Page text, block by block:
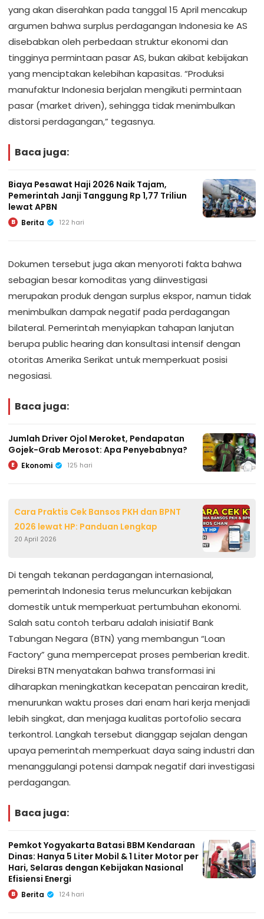
yang akan diserahkan pada tanggal 15 April mencakup
argumen bahwa surplus perdagangan Indonesia ke AS
disebabkan oleh perbedaan struktur ekonomi dan
tingginya permintaan pasar AS, bukan akibat kebijakan
yang menciptakan kelebihan kapasitas. “Produksi
manufaktur Indonesia berjalan mengikuti permintaan
pasar (market driven), sehingga tidak menimbulkan
distorsi perdagangan,” tegasnya.
Baca juga:
Biaya Pesawat Haji 2026 Naik Tajam,
Pemerintah Janji Tanggung Rp 1,77 Triliun
lewat APBN
B Berita 122 hari
Dokumen tersebut juga akan menyoroti fakta bahwa
sebagian besar komoditas yang diinvestigasi
merupakan produk dengan surplus ekspor, namun tidak
menimbulkan dampak negatif pada perdagangan
bilateral. Pemerintah menyiapkan tahapan lanjutan
berupa public hearing dan konsultasi intensif dengan
otoritas Amerika Serikat untuk memperkuat posisi
negosiasi.
Baca juga:
Jumlah Driver Ojol Meroket, Pendapatan
Gojek-Grab Merosot: Apa Penyebabnya?
E Ekonomi 125 hari
Cara Praktis Cek Bansos PKH dan BPNT
2026 lewat HP: Panduan Lengkap
20 April 2026
Di tengah tekanan perdagangan internasional,
pemerintah Indonesia terus meluncurkan kebijakan
domestik untuk memperkuat pertumbuhan ekonomi.
Salah satu contoh terbaru adalah inisiatif Bank
Tabungan Negara (BTN) yang membangun “Loan
Factory” guna mempercepat proses pemberian kredit.
Direksi BTN menyatakan bahwa transformasi ini
diharapkan meningkatkan kecepatan pencairan kredit,
menurunkan waktu proses dari enam hari kerja menjadi
lebih singkat, dan menjaga kualitas portofolio secara
terkontrol. Langkah tersebut dianggap sejalan dengan
upaya pemerintah memperkuat daya saing industri dan
menanggulangi potensi dampak negatif dari investigasi
perdagangan.
Baca juga:
Pemkot Yogyakarta Batasi BBM Kendaraan
Dinas: Hanya 5 Liter Mobil & 1 Liter Motor per
Hari, Selaras dengan Kebijakan Nasional
Efisiensi Energi
B Berita 124 hari